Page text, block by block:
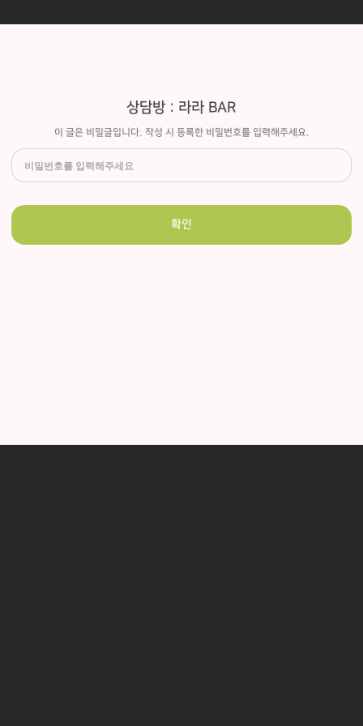
상담방 : 라라 BAR
이 글은 비밀글입니다. 작성 시 등록한 비밀번호를 입력해주세요.
확인